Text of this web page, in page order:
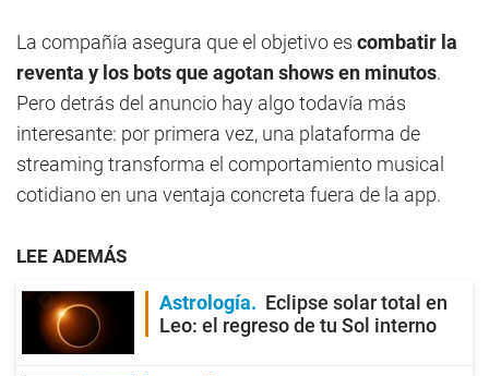
La compañía asegura que el objetivo es combatir la
reventa y los bots que agotan shows en minutos.
Pero detrás del anuncio hay algo todavía más
interesante: por primera vez, una plataforma de
streaming transforma el comportamiento musical
cotidiano en una ventaja concreta fuera de la app.
LEE ADEMÁS
Astrología
Eclipse solar total en
Leo: el regreso de tu Sol interno